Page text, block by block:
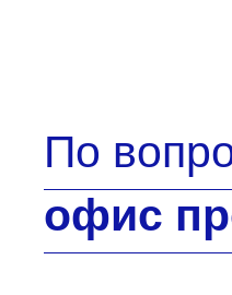
По
офис